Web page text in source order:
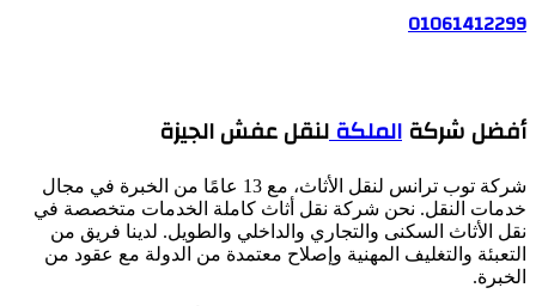
01061412299
أفضل شركة الملكةلنقل عفش الجيزة
شركة توب ترانس لنقل الأثاث، مع 13 عامًا من الخبرة في مجال
خدمات النقل. نحن شركة نقل أثاث كاملة الخدمات متخصصة في
نقل الأثاث السكنى والتجاري والداخلي والطويل. لدينا فريق من
التعبئة والتغليف المهنية وإصلاح معتمدة من الدولة مع عقود من
الخبرة.